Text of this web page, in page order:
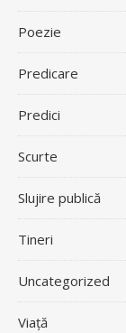
Poezie
Predicare
Predici
Scurte
Slujire publică
Tineri
Uncategorized
Viață